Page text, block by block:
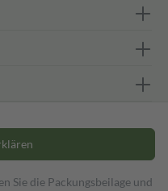
Sie die Packungsbeilage und